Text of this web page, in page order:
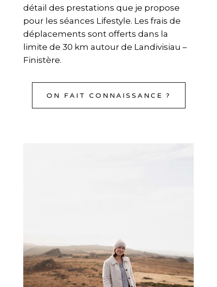
détail des prestations que je propose
pour les séances Lifestyle. Les frais de
déplacements sont offerts dans la
limite de 30 km autour de Landivisiau –
Finistère.
ON FAIT CONNAISSANCE ?